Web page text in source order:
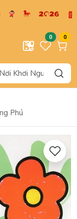
0 0
Phú